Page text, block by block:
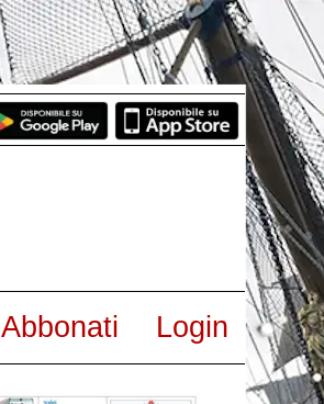
Abbonati Login